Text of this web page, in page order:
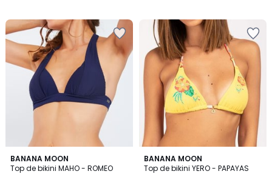
BANANA MOON
Top de bikini MAHO - ROMEO
BANANA MOON
Top de bikini YERO - PAPAYAS